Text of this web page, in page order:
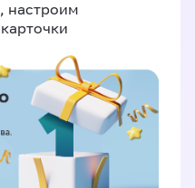
настроим